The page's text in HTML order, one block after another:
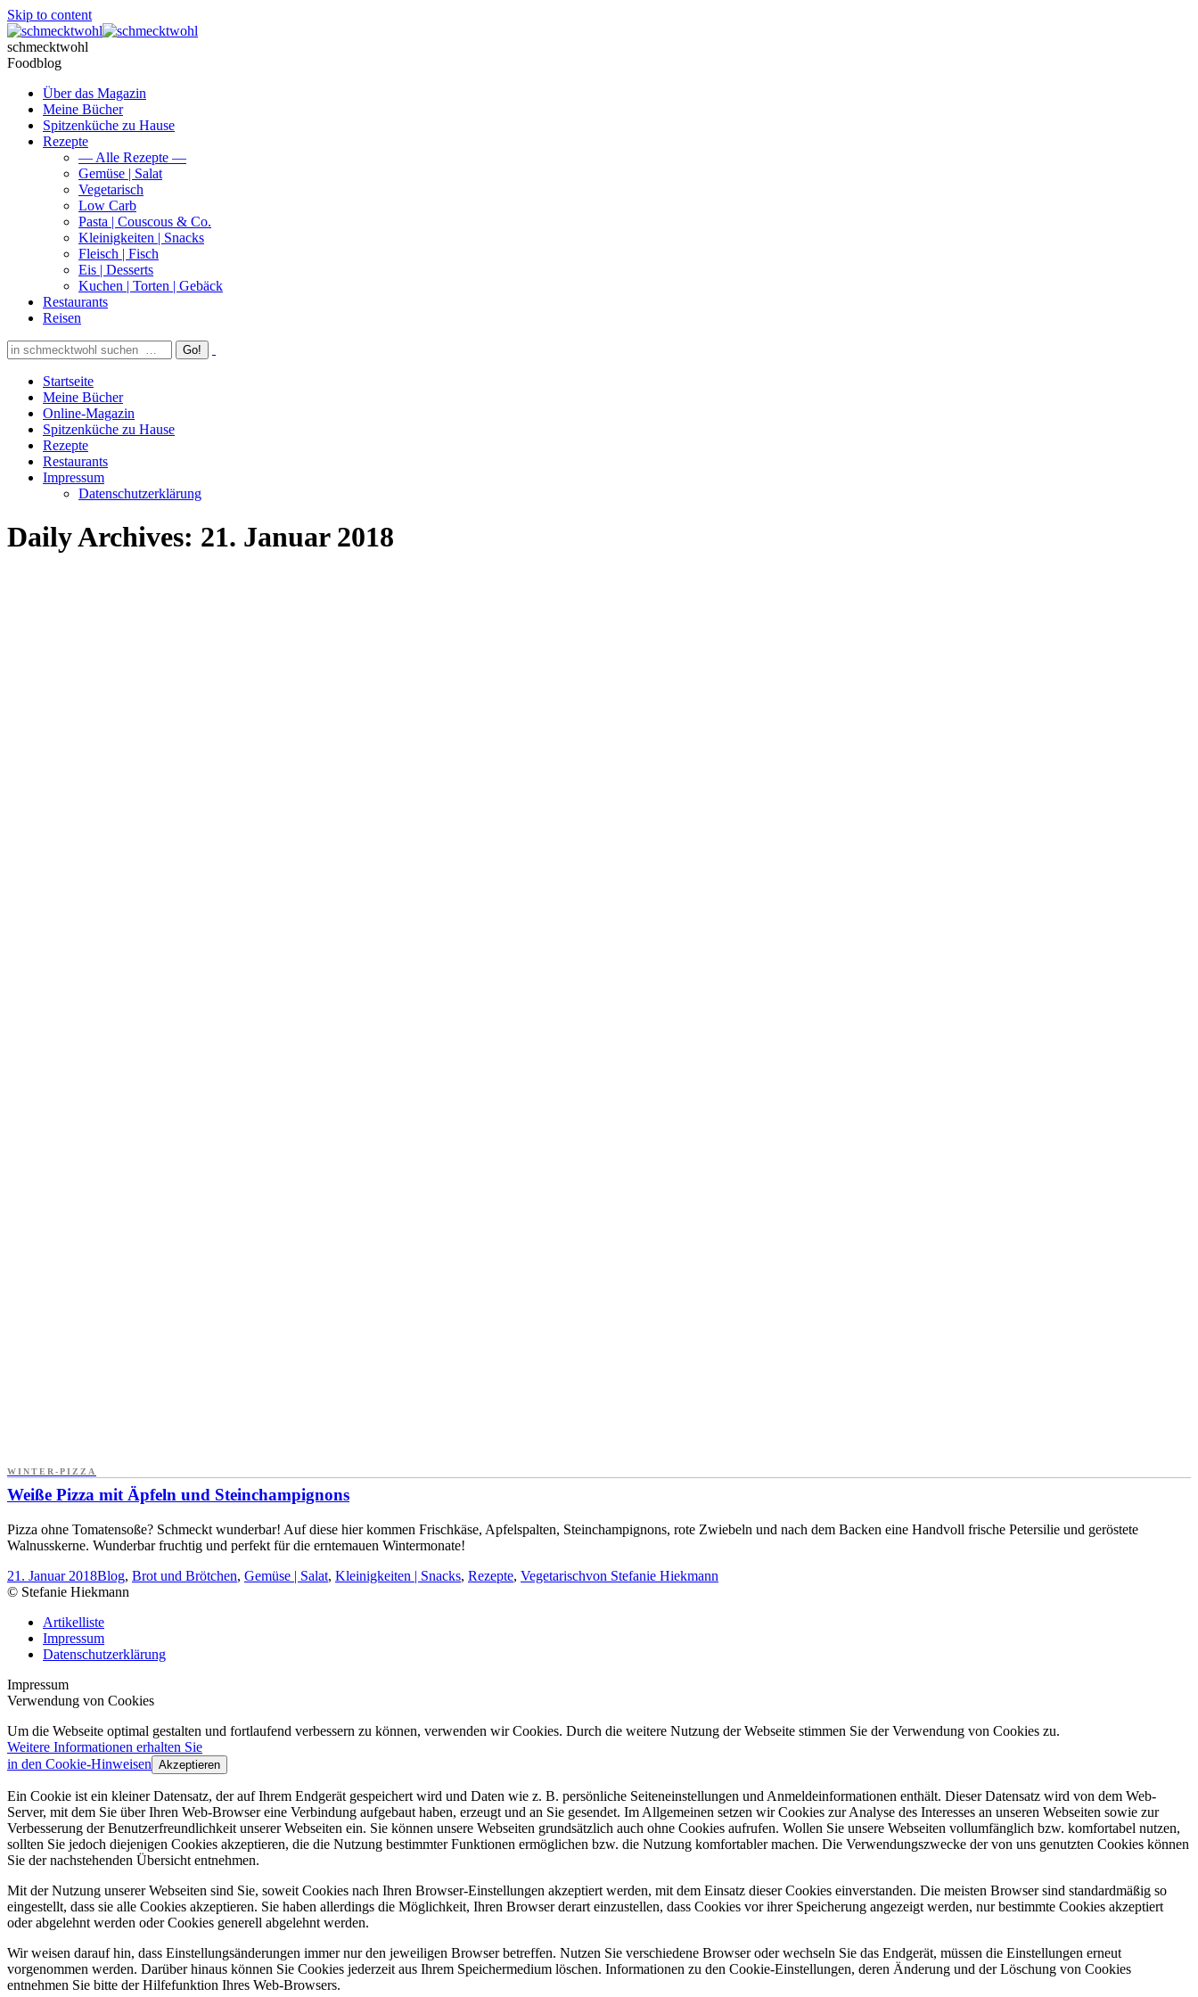
Skip to content
schmecktwohl
Foodblog
Über das Magazin
Meine Bücher
Spitzenküche zu Hause
Rezepte
— Alle Rezepte —
Gemüse | Salat
Vegetarisch
Low Carb
Pasta | Couscous & Co.
Kleinigkeiten | Snacks
Fleisch | Fisch
Eis | Desserts
Kuchen | Torten | Gebäck
Restaurants
Reisen
Startseite
Meine Bücher
Online-Magazin
Spitzenküche zu Hause
Rezepte
Restaurants
Impressum
Datenschutzerklärung
Daily Archives: 21. Januar 2018
WINTER-PIZZA
Weiße Pizza mit Äpfeln und Steinchampignons
Pizza ohne Tomatensoße? Schmeckt wunderbar! Auf diese hier kommen Frischkäse, Apfelspalten, Steinchampignons, rote Zwiebeln und nach dem Backen eine Handvoll frische Petersilie und geröstete
Walnusskerne. Wunderbar fruchtig und perfekt für die erntemauen Wintermonate!
21. Januar 2018Blog, Brot und Brötchen, Gemüse | Salat, Kleinigkeiten | Snacks, Rezepte, Vegetarischvon Stefanie Hiekmann
© Stefanie Hiekmann
Artikelliste
Impressum
Datenschutzerklärung
Impressum
Verwendung von Cookies
Um die Webseite optimal gestalten und fortlaufend verbessern zu können, verwenden wir Cookies. Durch die weitere Nutzung der Webseite stimmen Sie der Verwendung von Cookies zu.
Weitere Informationen erhalten Sie
in den Cookie-Hinweisen Akzeptieren
Ein Cookie ist ein kleiner Datensatz, der auf Ihrem Endgerät gespeichert wird und Daten wie z. B. persönliche Seiteneinstellungen und Anmeldeinformationen enthält. Dieser Datensatz wird von dem Web-
Server, mit dem Sie über Ihren Web-Browser eine Verbindung aufgebaut haben, erzeugt und an Sie gesendet. Im Allgemeinen setzen wir Cookies zur Analyse des Interesses an unseren Webseiten sowie zur
Verbesserung der Benutzerfreundlichkeit unserer Webseiten ein. Sie können unsere Webseiten grundsätzlich auch ohne Cookies aufrufen. Wollen Sie unsere Webseiten vollumfänglich bzw. komfortabel nutzen,
sollten Sie jedoch diejenigen Cookies akzeptieren, die die Nutzung bestimmter Funktionen ermöglichen bzw. die Nutzung komfortabler machen. Die Verwendungszwecke der von uns genutzten Cookies können
Sie der nachstehenden Übersicht entnehmen.
Mit der Nutzung unserer Webseiten sind Sie, soweit Cookies nach Ihren Browser-Einstellungen akzeptiert werden, mit dem Einsatz dieser Cookies einverstanden. Die meisten Browser sind standardmäßig so
eingestellt, dass sie alle Cookies akzeptieren. Sie haben allerdings die Möglichkeit, Ihren Browser derart einzustellen, dass Cookies vor ihrer Speicherung angezeigt werden, nur bestimmte Cookies akzeptiert
oder abgelehnt werden oder Cookies generell abgelehnt werden.
Wir weisen darauf hin, dass Einstellungsänderungen immer nur den jeweiligen Browser betreffen. Nutzen Sie verschiedene Browser oder wechseln Sie das Endgerät, müssen die Einstellungen erneut
vorgenommen werden. Darüber hinaus können Sie Cookies jederzeit aus Ihrem Speichermedium löschen. Informationen zu den Cookie-Einstellungen, deren Änderung und der Löschung von Cookies
entnehmen Sie bitte der Hilfefunktion Ihres Web-Browsers.